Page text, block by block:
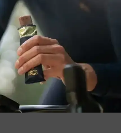
B12 (cyanocobalamine).